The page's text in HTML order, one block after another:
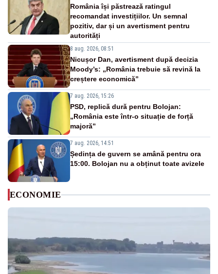
România își păstrează ratingul
recomandat investițiilor. Un semnal
pozitiv, dar și un avertisment pentru
autorități
8 aug. 2026, 08:51
Nicușor Dan, avertisment după decizia
Moody’s: „România trebuie să revină la
creștere economică”
7 aug. 2026, 15:26
PSD, replică dură pentru Bolojan:
„România este într-o situație de forță
majoră”
7 aug. 2026, 14:51
Ședința de guvern se amână pentru ora
15:00. Bolojan nu a obținut toate avizele
ECONOMIE